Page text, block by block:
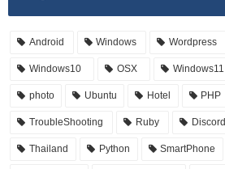
Android Windows Wordpress
Windows10 OSX Windows11
photo Ubuntu Hotel PHP
TroubleShooting Ruby Discord
Thailand Python SmartPhone